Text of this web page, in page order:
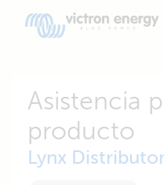
Asistencia
producto
Lynx